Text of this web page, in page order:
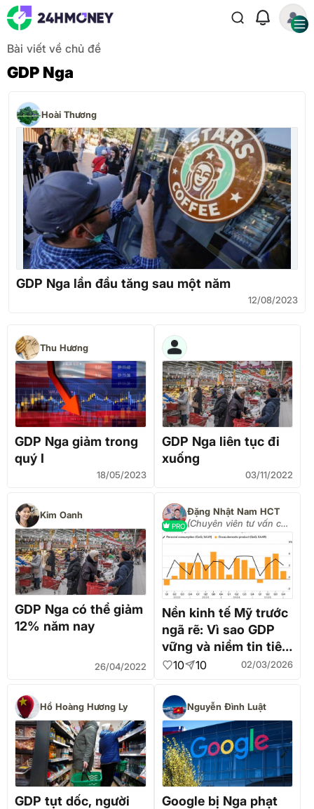
Bài viết về chủ đề
GDP Nga
Hoài Thương
GDP Nga lần đầu tăng sau một năm
12/08/2023
Thu Hương
GDP Nga giảm trong
quý I
18/05/2023
GDP Nga liên tục đi
xuống
03/11/2022
Kim Oanh
GDP Nga có thể giảm
12% năm nay
26/04/2022
PRO
Đặng Nhật Nam HCT
(Chuyên viên tư vấn cấp
cao)
Nền kinh tế Mỹ trước
ngã rẽ: Vì sao GDP
vững và niềm tin tiêu
dùng yếu đều phản
10 10 02/03/2026
Hồ Hoàng Hương Ly
GDP tụt dốc, người
Nguyễn Đình Luật
Google bị Nga phạt